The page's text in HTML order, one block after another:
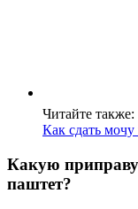
Читайте также:
Как сдать мочу
Какую
паштет?